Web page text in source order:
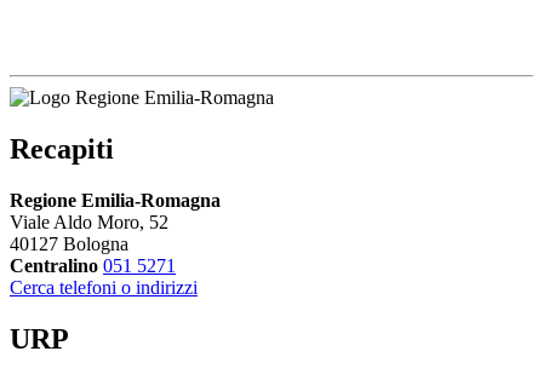
Recapiti
Regione Emilia-Romagna
Viale Aldo Moro, 52
40127 Bologna
Centralino 051 5271
Cerca telefoni o indirizzi
URP